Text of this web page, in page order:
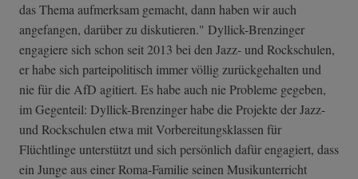
das Thema aufmerksam gemacht, dann haben wir auch
angefangen, darüber zu diskutieren." Dyllick-Brenzinger
engagiere sich schon seit 2013 bei den Jazz- und Rockschulen,
er habe sich parteipolitisch immer völlig zurückgehalten und
nie für die AfD agitiert. Es habe auch nie Probleme gegeben,
im Gegenteil: Dyllick-Brenzinger habe die Projekte der Jazz-
und Rockschulen etwa mit Vorbereitungsklassen für
Flüchtlinge unterstützt und sich persönlich dafür engagiert, dass
ein Junge aus einer Roma-Familie seinen Musikunterricht